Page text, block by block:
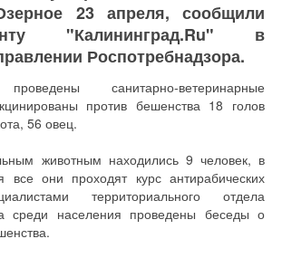
23 апреля, сообщили
"Калининград.Ru" в
Роспотребнадзора.
санитарно-ветеринарные
против бешенства 18 голов
56 овец.
животным находились 9 человек, в
все они проходят курс антирабических
территориального отдела
среди населения проведены беседы о